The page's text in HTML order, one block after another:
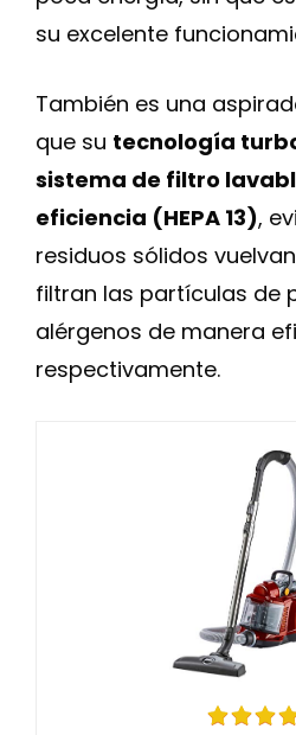
su excelente
También es una
que su tecnología
sistema de filtro
eficiencia (HEPA 13),
residuos sólidos
filtran las partículas de
alérgenos de manera
respectivamente.